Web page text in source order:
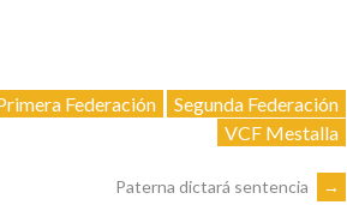
Federación
Segunda Federación
VCF Mestalla
Paterna dictará sentencia →